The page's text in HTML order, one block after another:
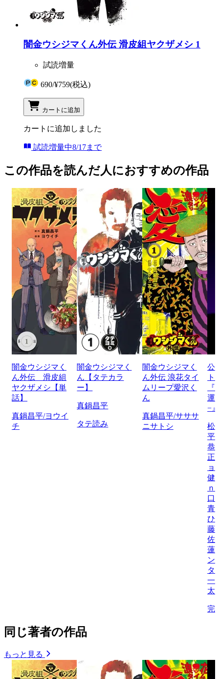
闇金ウシジマくん外伝 滑皮組ヤクザメシ 1
試読増量
690/¥759(税込)
カートに追加
カートに追加しました
試読増量中8/17まで
この作品を読んだ人におすすめの作品
闇金ウシジマく
ん外伝 滑皮組
ヤクザメシ【単
話】
真鍋昌平/ヨウイ
チ
闇金ウシジマく
ん【タテカラ
ー】
真鍋昌平
タテ読み
闇金ウシジマく
ん外伝 浪花タイ
ムリープ愛沢く
ん
真鍋昌平/サササ
ニサトシ
公
運
−
松
平/
恭/
正
ョ
健
ｎ
口
青
ひ
藤
佐
蓮
ン
タ
一/
太
完
同じ著者の作品
もっと見る